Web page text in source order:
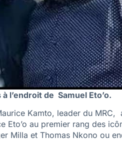
l’endroit de Samuel Eto’o.
Kamto, leader du MRC,
Eto’o au premier rang des
Milla et Thomas Nkono ou